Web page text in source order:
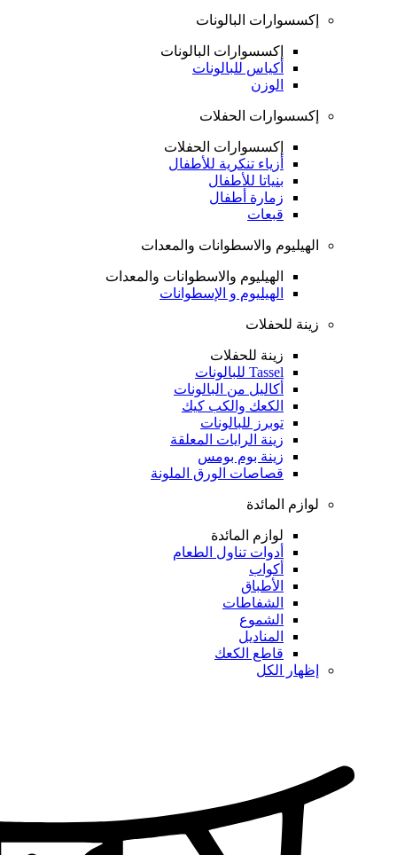
إكسسوارات البالونات
إكسسوارات البالونات
أكياس للبالونات
الوزن
إكسسوارات الحفلات
إكسسوارات الحفلات
أزياء تنكرية للأطفال
بنياتا للأطفال
زمارة أطفال
قبعات
الهيليوم والاسطوانات والمعدات
الهيليوم والاسطوانات والمعدات
الهيليوم و الإسطوانات
زينة للحفلات
زينة للحفلات
Tassel للبالونات
أكاليل من البالونات
الكعك والكب كيك
توبرز للبالونات
زينة الرايات المعلقة
زينة بوم بومس
قصاصات الورق الملونة
لوازم المائدة
لوازم المائدة
أدوات تناول الطعام
أكواب
الأطباق
الشفاطات
الشموع
المناديل
قاطع الكعك
إظهار الكل